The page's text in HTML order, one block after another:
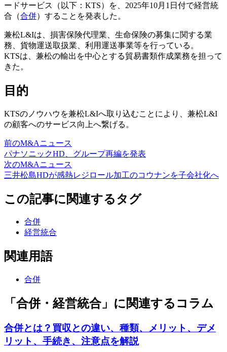
ードサービス（以下：KTS）を、2025年10月1日付で経営統
合（合併）することを発表した。
兼松L&Iは、損害保険代理業、生命保険の募集に関する業
務、貨物運送取扱業、利用運送事業等を行っている。
KTSは、兼松の輸出を中心とする貿易書類作成業務を担って
きた。
目的
KTSのノウハウを兼松L&Iへ取り込むことにより、兼松L&I
の顧客へのサービス向上へ繋げる。
前のM&Aニュース
パナソニックHD、グループ再編を発表
次のM&Aニュース
三井松島HDが感熱レジロール加工のコウナンを子会社化へ
この記事に関連するタグ
合併
経営統合
関連用語
合併
「合併・経営統合」に関連するコラム
合併とは？買収との違い、種類、メリット、デメ
リット、手続き、注意点を解説